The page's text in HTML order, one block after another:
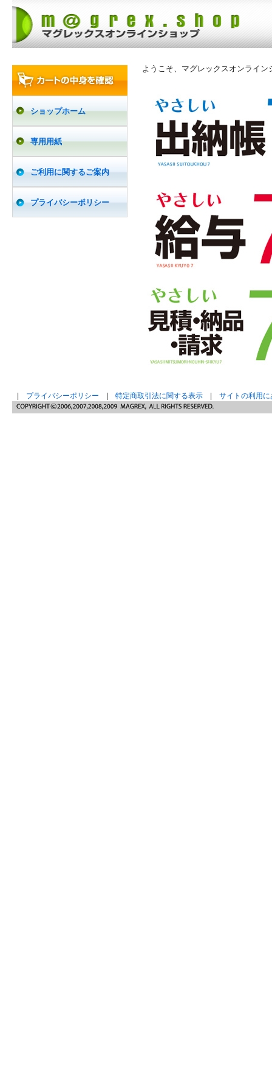
ショップホーム
専用用紙
ご利用に関するご案内
プライバシーポリシー
ようこそ、マグレックスオンライン
プライバシーポリシー 特定商取引法に関する表示 サイトの利用に